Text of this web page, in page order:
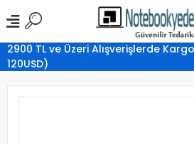
2900 TL ve Üzeri Alışverişlerde
120USD)